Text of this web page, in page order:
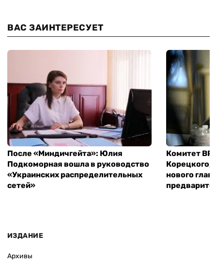
ВАС ЗАИНТЕРЕСУЕТ
После «Миндичгейта»: Юлия
Подкоморная вошла в руководство
«Украинских распределительных
сетей»
Комитет ВР
Корецкого,
нового
ИЗДАНИЕ
Архивы